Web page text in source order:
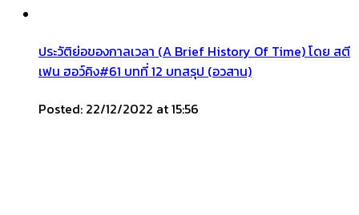
ประวัติย่อของกาลเวลา (A Brief History Of Time) โดย สตี
เฟน ฮอว์คิง#61 บทที่ 12 บทสรุป (อวสาน)
Posted: 22/12/2022 at 15:56